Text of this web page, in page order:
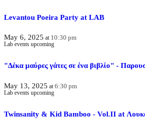
Levantou Poeira Party at LAB
May 6, 2025 at 10:30 pm
Lab events upcoming
"Δέκα μαύρες γάτες σε ένα βιβλίο" -
May 13, 2025 at 6:30 pm
Lab events upcoming
Twinsanity & Kid Bamboo - Vol.II at